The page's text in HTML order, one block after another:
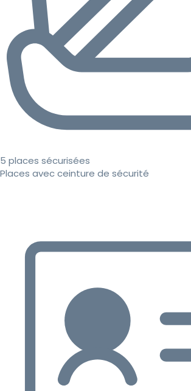
5 places sécurisées
Places avec ceinture de sécurité